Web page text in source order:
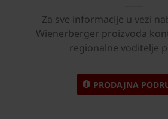
Za sve informacije u vezi
Wienerberger proizvoda
regionalne voditelje
PRODAJNA